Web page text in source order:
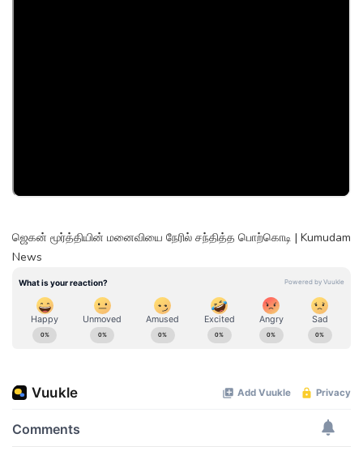
ஜெகன் மூர்த்தியின் மனைவியை நேரில் சந்தித்த பொற்கொடி | Kumudam
News